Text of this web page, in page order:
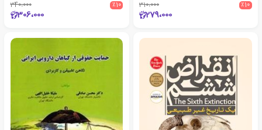
٪10 310،000
279،000
٪10 340،000
306،000